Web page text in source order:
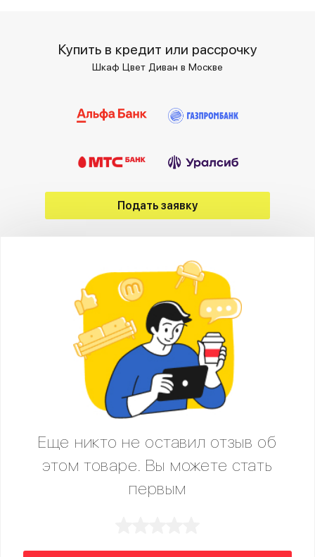
Купить в кредит или рассрочку
Шкаф Цвет Диван в Москве
Подать заявку
Еще никто не оставил отзыв об
этом товаре. Вы можете стать
первым